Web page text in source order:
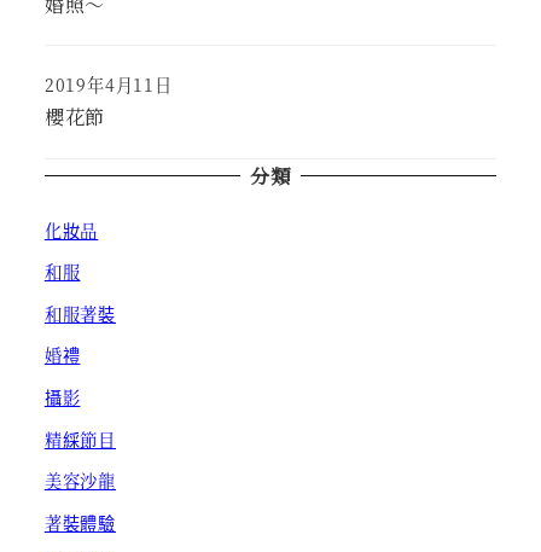
櫻花節
Published
2019年4月11日
分類
化妝品
和服
和服著裝
婚禮
攝影
精綵節目
美容沙龍
著裝體驗